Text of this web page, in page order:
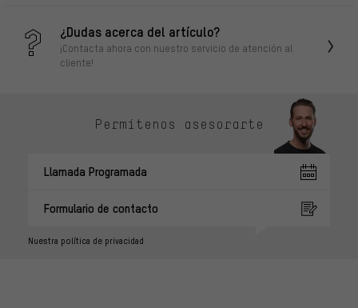
¿Dudas acerca del artículo?
¡Contacta ahora con nuestro servicio de atención al
cliente!
Permítenos asesorarte
Llamada Programada
Formulario de contacto
Nuestra política de privacidad